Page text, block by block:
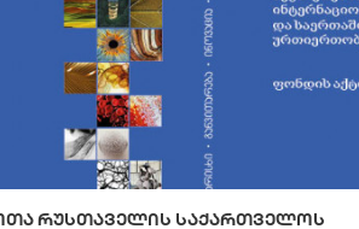
ᲠᲣᲡᲗᲐᲕᲔᲚᲘᲡ ᲡᲐᲥᲐᲠᲗᲕᲔᲚᲝᲡ